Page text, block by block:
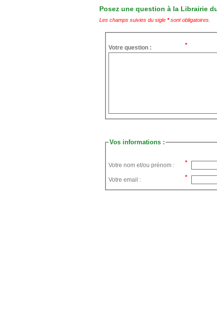
Posez une question à la Librairie
Les champs suivies du sigle *sont obligatoires.
Votre question :
Vos informations :
Votre nom et/ou prénom :
Votre email :